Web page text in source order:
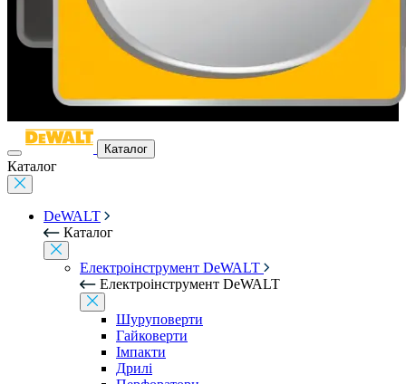
Каталог
Каталог
DeWALT
Каталог
Електроінструмент DeWALT
Електроінструмент DeWALT
Шуруповерти
Гайковерти
Імпакти
Дрилі